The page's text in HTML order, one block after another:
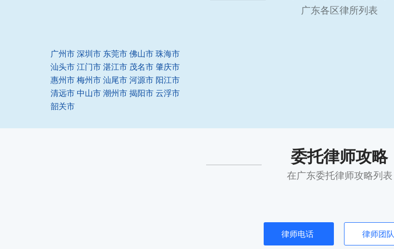
广东各区律所列表
广州市 深圳市 东莞市 佛山市 珠海市
汕头市 江门市 湛江市 茂名市 肇庆市
惠州市 梅州市 汕尾市 河源市 阳江市
清远市 中山市 潮州市 揭阳市 云浮市
韶关市
委托律师攻略
在广东委托律师攻略列表
律师电话 律师团队